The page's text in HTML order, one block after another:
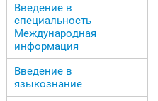
Введение в
специальность
Международная
информация
Введение в
языкознание